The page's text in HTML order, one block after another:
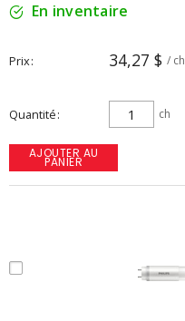
En inventaire
Prix 34,27 $ / ch
Quantité ch
AJOUTER AU
PANIER